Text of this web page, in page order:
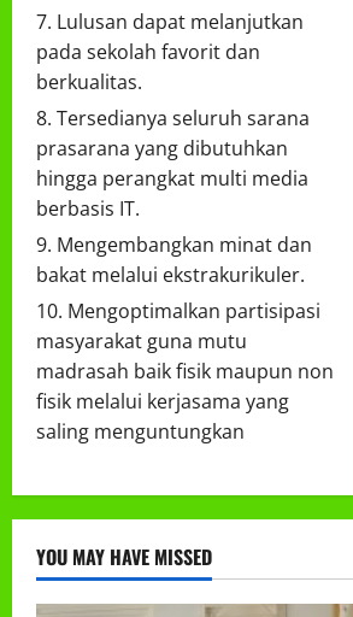
Lulusan dapat melanjutkan
pada sekolah favorit dan
berkualitas.
Tersedianya seluruh sarana
prasarana yang dibutuhkan
hingga perangkat multi media
berbasis IT.
Mengembangkan minat dan
bakat melalui ekstrakurikuler.
Mengoptimalkan partisipasi
masyarakat guna mutu
madrasah baik fisik maupun non
fisik melalui kerjasama yang
saling menguntungkan
YOU MAY HAVE MISSED